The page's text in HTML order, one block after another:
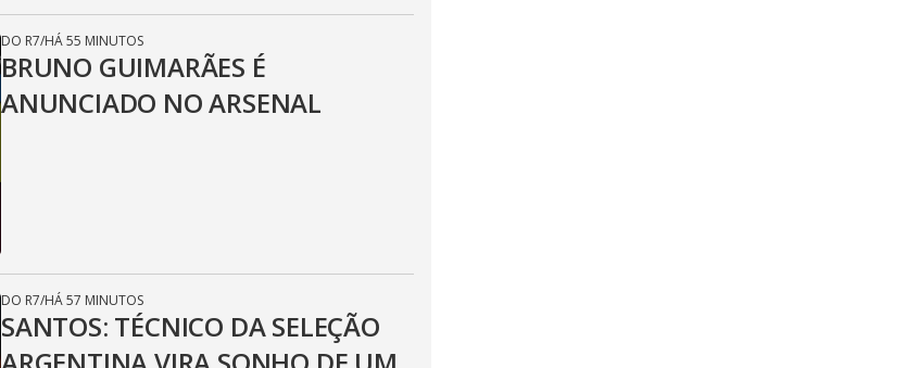
DO R7/HÁ 55 MINUTOS
BRUNO GUIMARÃES É
ANUNCIADO NO ARSENAL
DO R7/HÁ 57 MINUTOS
SANTOS: TÉCNICO DA SELEÇÃO